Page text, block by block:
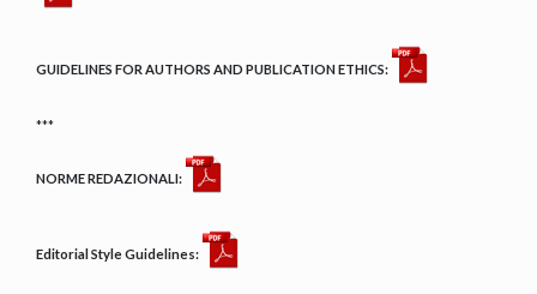
GUIDELINES FOR AUTHORS AND PUBLICATION ETHICS:
***
NORME REDAZIONALI:
Editorial Style Guidelines: